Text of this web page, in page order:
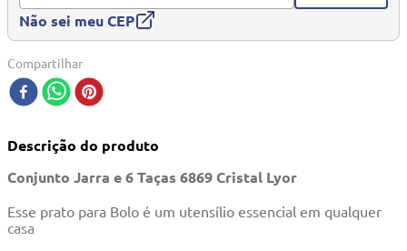
Não sei meu CEP
Compartilhar
Descrição do produto
Conjunto Jarra e 6 Taças 6869 Cristal Lyor
Esse prato para Bolo é um utensílio essencial em qualquer
casa